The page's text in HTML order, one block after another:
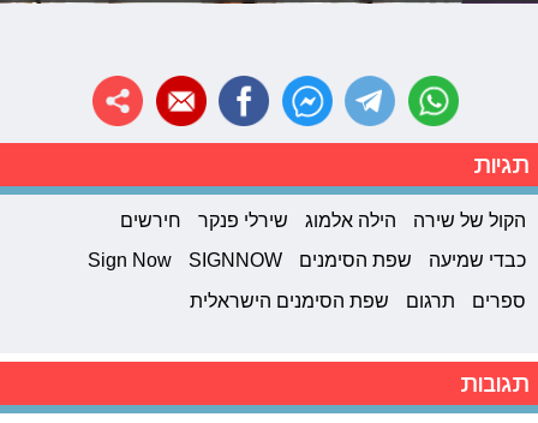
תגיות
הקול של שירה הילה אלמוג שירלי פנקר
חירשים
כבדי שמיעה
שפת הסימנים SIGNNOW
Sign Now
ספרים
תרגום שפת הסימנים הישראלית
תגובות